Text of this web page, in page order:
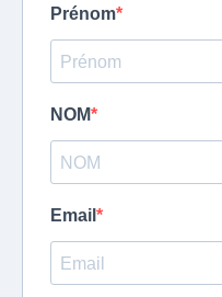
Prénom
NOM
Email